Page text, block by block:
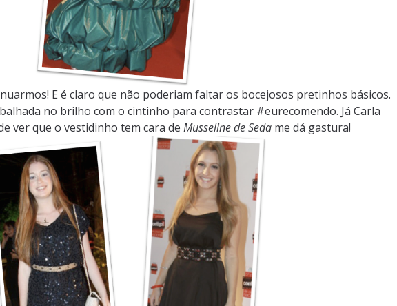
E é claro que não poderiam faltar os bocejosos pretinhos básicos.
no brilho com o cintinho para contrastar #eurecomendo. Já Carla
ver que o vestidinho tem cara de Musseline de Seda me dá gastura!